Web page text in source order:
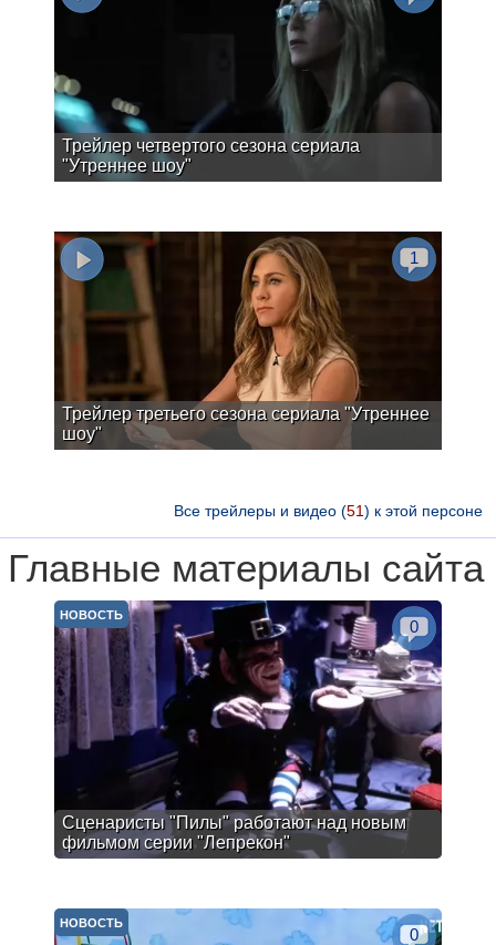
Трейлер четвертого сезона сериала
"Утреннее шоу"
Трейлер третьего сезона сериала "Утреннее
шоу"
1
Все трейлеры и видео (51) к этой персоне
Главные материалы сайта
Сценаристы "Пилы" работают над новым
фильмом серии "Лепрекон"
НОВОСТЬ
0
НОВОСТЬ
0